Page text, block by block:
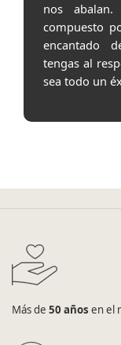
nos
compuesto
encantado
tengas al
sea todo un
Más de 50 años en el